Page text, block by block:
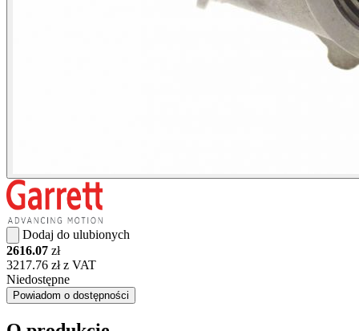
Dodaj do ulubionych
2616.07 zł
3217.76 zł z VAT
Niedostępne
Powiadom o dostępności